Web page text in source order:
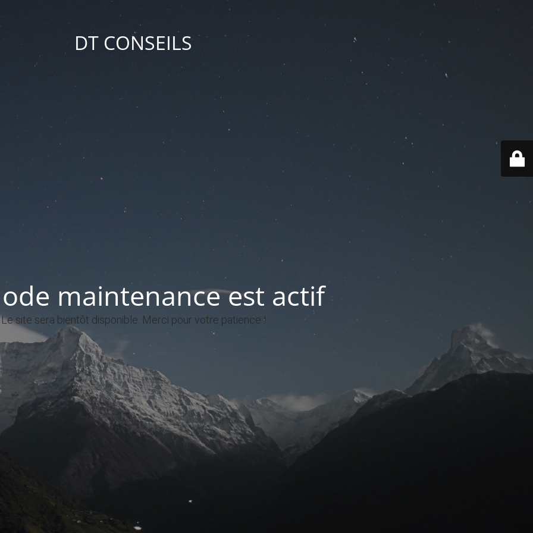
DT CONSEILS
maintenance est actif
Le site sera bientôt disponible. Merci pour votre patience !